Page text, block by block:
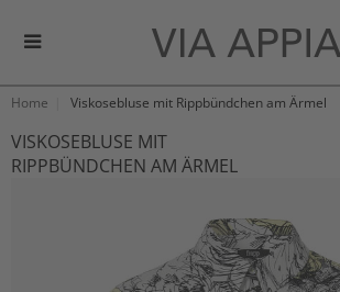
Home Viskosebluse mit Rippbündchen am Ärmel
VISKOSEBLUSE MIT
RIPPBÜNDCHEN AM ÄRMEL